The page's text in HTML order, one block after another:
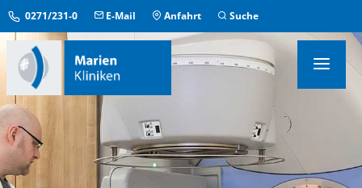
0271/231-0 E-Mail Anfahrt Suche
KLINIKEN & INSTITUTE
MEDIZINISCHE ZENTREN
ÜBERGREIFENDE EINRICHTUNGEN